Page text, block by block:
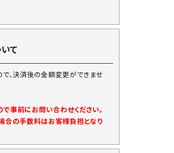
て
で、決済後の金額変更ができませ
事前にお問い合わせください。
合の手数料はお客様負担となり